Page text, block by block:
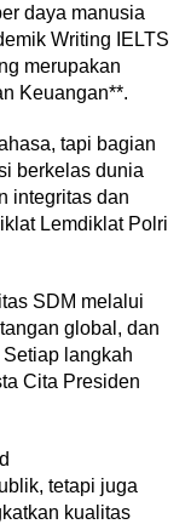
daya manusia
Writing IELTS
merupakan
Keuangan**.
tapi bagian
berkelas dunia
integritas dan
Lemdiklat Polri
SDM melalui
global, dan
langkah
Cita Presiden
tetapi juga
kualitas